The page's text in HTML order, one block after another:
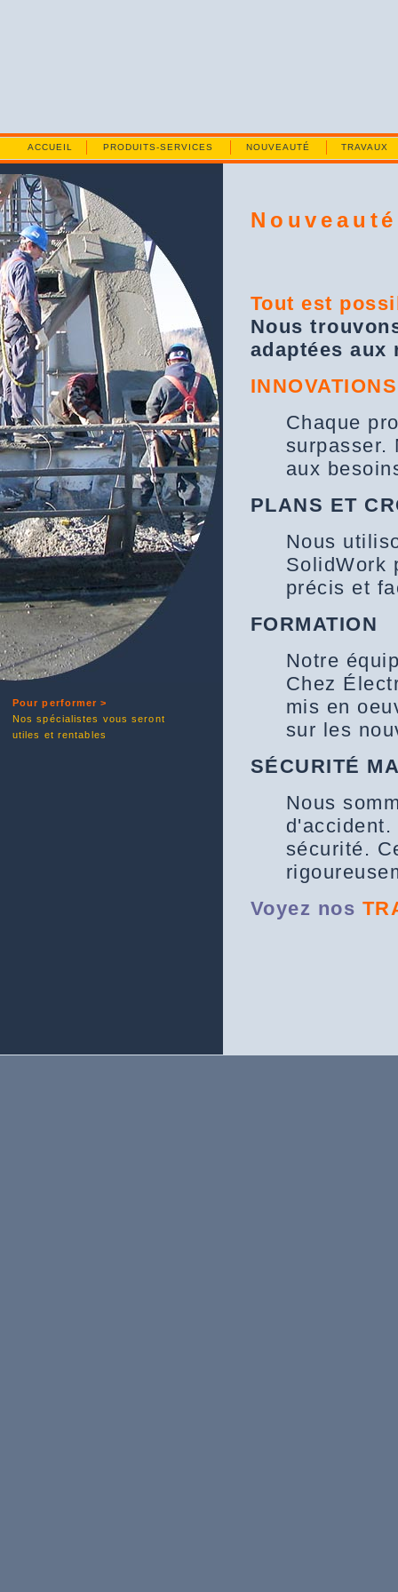
ACCUEIL PRODUITS-SERVICES NOUVEAUTÉ TRAVAUX
Pour performer >
Nos spécialistes vous seront
utiles et rentables
Nouveauté
Tout est
Nous
adaptées
INNOVATIONS
Chaque
surpasser.
aux
PLANS ET
Nous
SolidWork
précis et
FORMATION
Notre
Chez
mis en
sur les
SÉCURITÉ
Nous
d'accident.
sécurité.
Voyez nos